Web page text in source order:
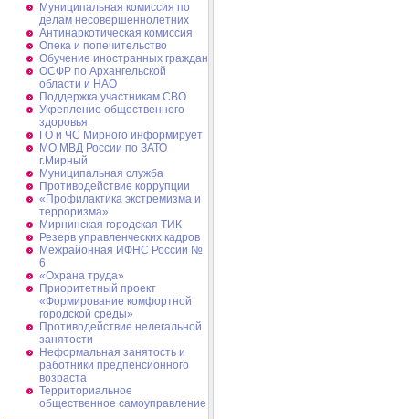
Муниципальная комиссия по
делам несовершеннолетних
Антинаркотическая комиссия
Опека и попечительство
Обучение иностранных граждан
ОСФР по Архангельской
области и НАО
Поддержка участникам СВО
Укрепление общественного
здоровья
ГО и ЧС Мирного информирует
МО МВД России по ЗАТО
г.Мирный
Муниципальная cлужба
Противодействие коррупции
«Профилактика экстремизма и
терроризма»
Мирнинская городская ТИК
Резерв управленческих кадров
Межрайонная ИФНС России №
6
«Охрана труда»
Приоритетный проект
«Формирование комфортной
городской среды»
Противодействие нелегальной
занятости
Неформальная занятость и
работники предпенсионного
возраста
Территориальное
общественное самоуправление